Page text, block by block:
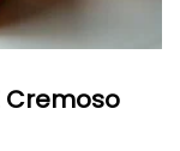
Cremoso